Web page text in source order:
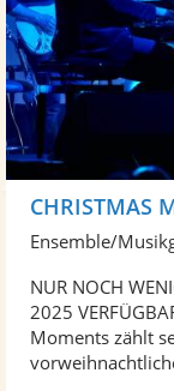
CHRISTMAS
Ensemble/
NUR NOCH
2025
Moments zählt